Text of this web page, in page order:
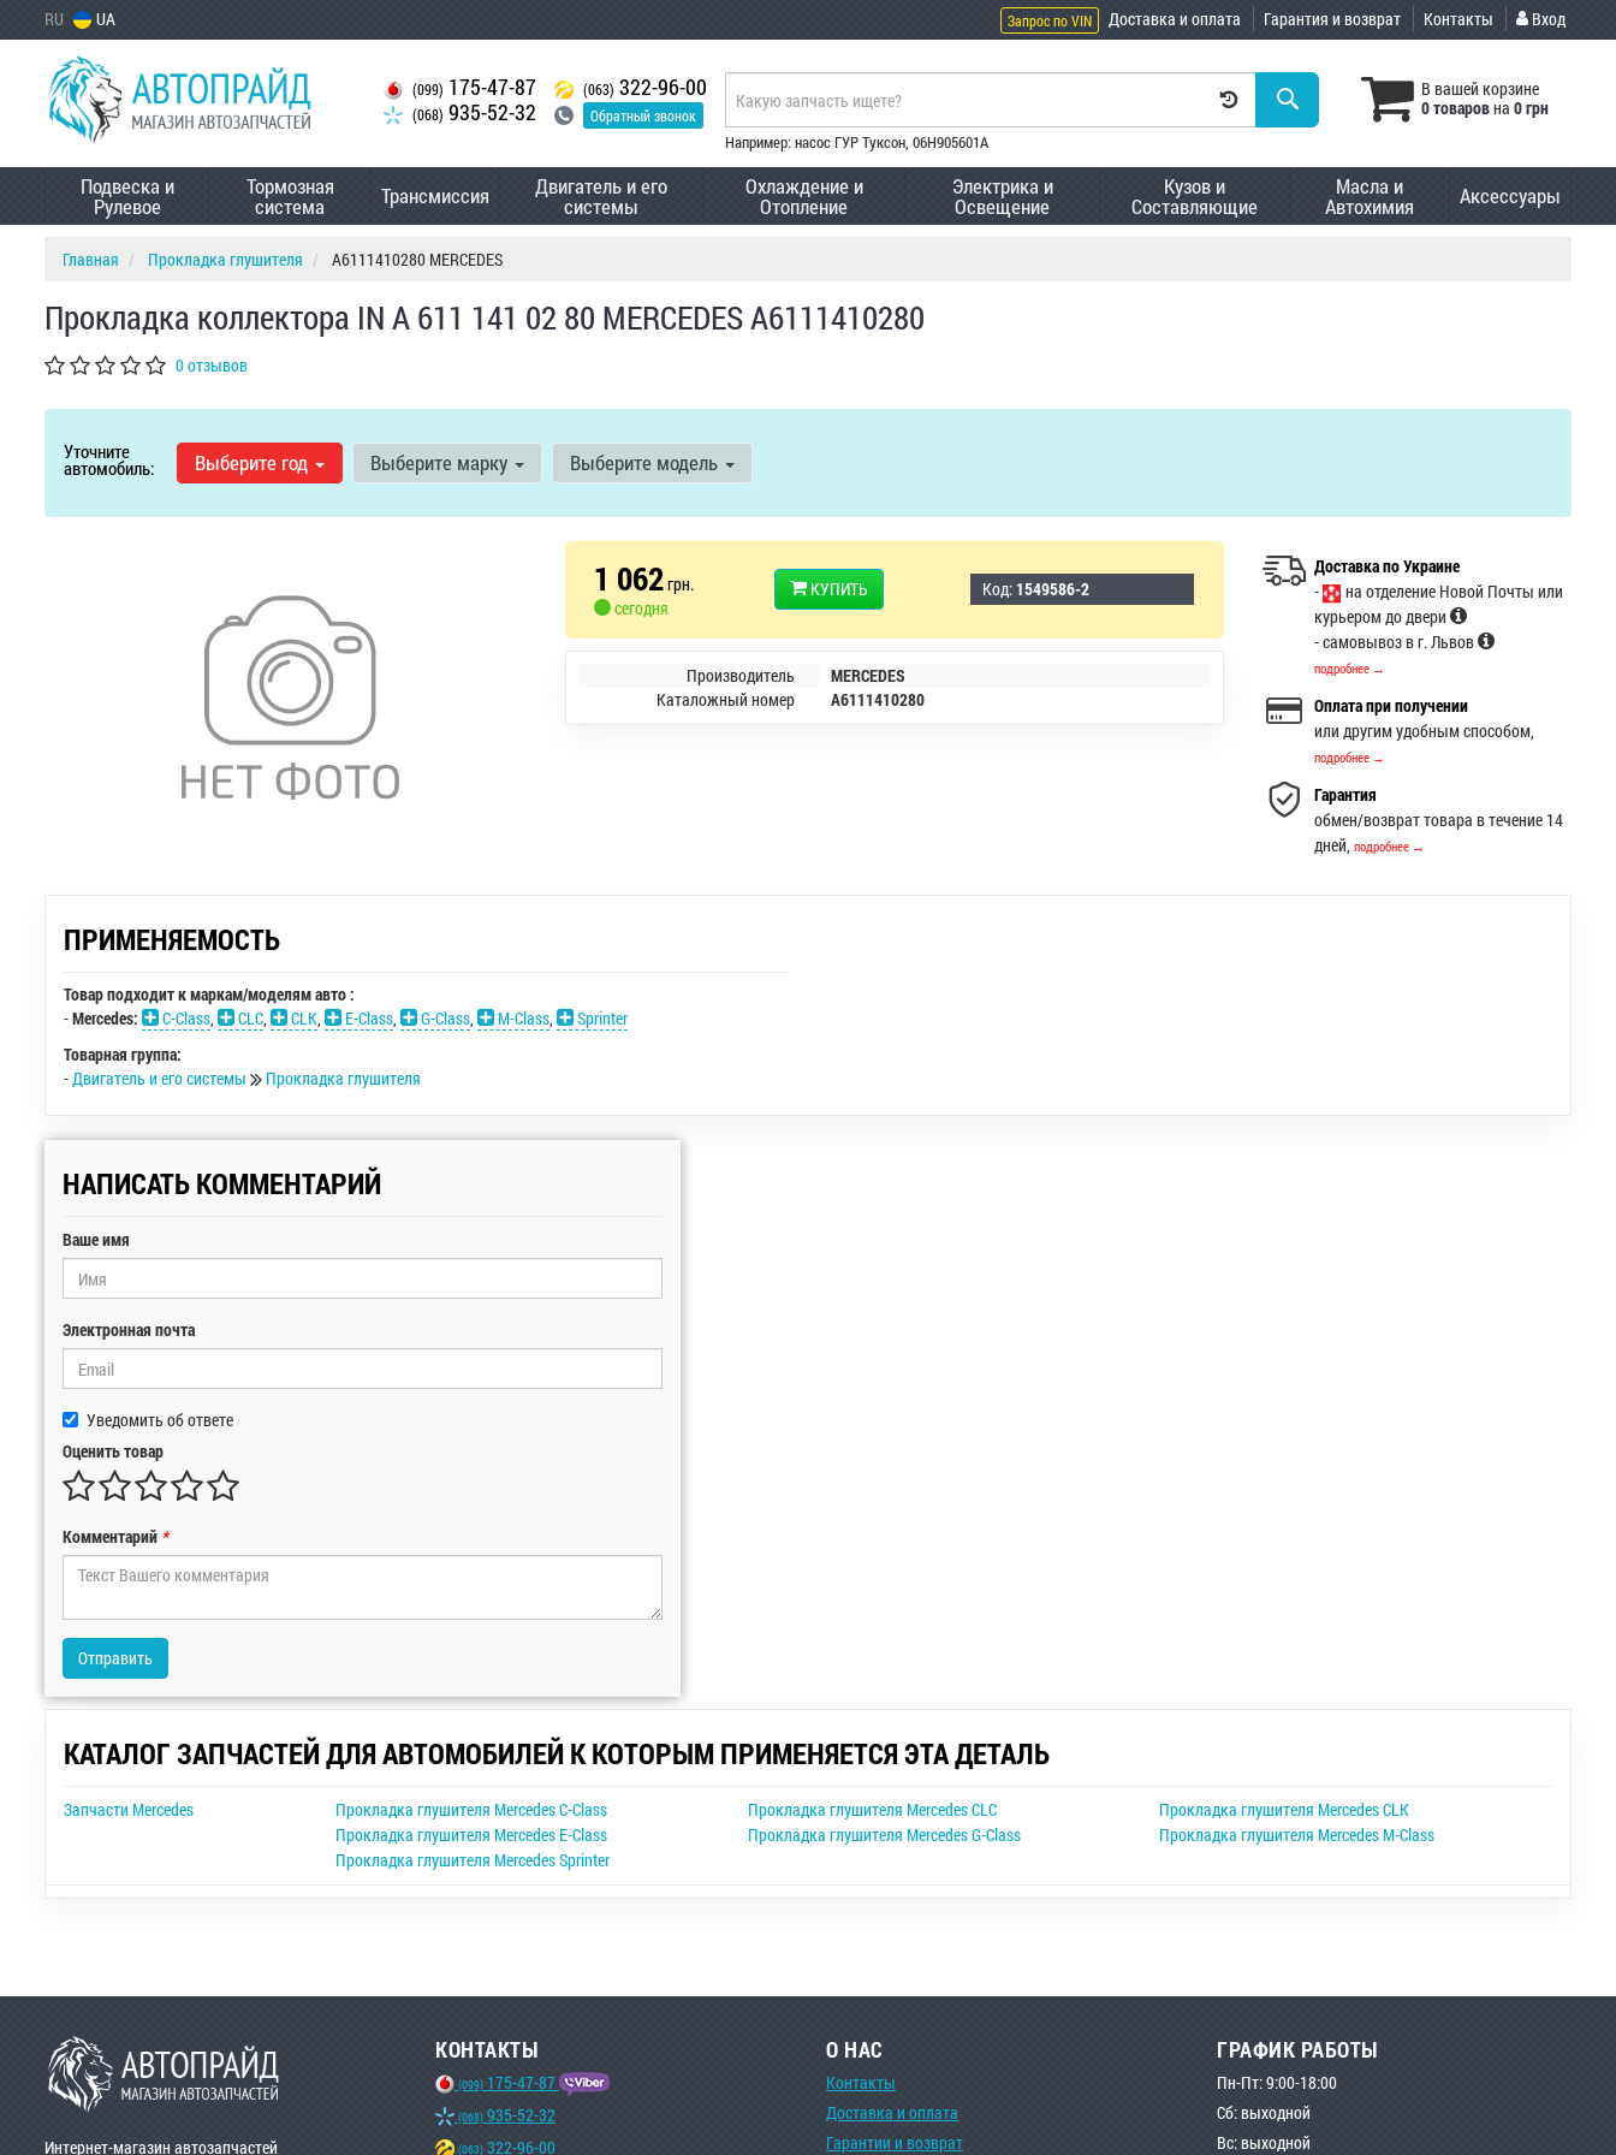
RU UA Запрос по VIN Доставка и оплата Гарантия и возврат Контакты Вход
(099) 175-47-87
(068) 935-52-32
(063) 322-96-00
Обратный звонок
В вашей корзине
0 товаровна 0 грн
Например: насос ГУР Туксон, 06H905601A
Подвеска и
Рулевое
Тормозная
система Трансмиссия Двигатель и его
системы
Охлаждение и
Отопление
Электрика и
Освещение
Кузов и
Составляющие
Масла и
Автохимия Аксессуары
Главная Прокладка глушителя A6111410280 MERCEDES
Прокладка коллектора IN A 611 141 02 80 MERCEDES A6111410280
0 отзывов
Уточните
автомобиль: Выберите год Выберите марку Выберите модель
1 062грн.
сегодня
КУПИТЬ Код: 1549586-2
Производитель
MERCEDES
Каталожный номер
A6111410280
Доставка по Украине
-
на отделение Новой Почты или
курьером до двери
- самовывоз в г. Львов
подробнее →
Оплата при получении
или другим удобным способом,
подробнее →
Гарантия
обмен/возврат товара в течение 14
дней,подробнее →
ПРИМЕНЯЕМОСТЬ
Товар подходит к маркам/моделям авто :
-Mercedes: C-Class, CLC, CLK, E-Class, G-Class, M-Class,
Sprinter
Товарная группа:
-Двигатель и его системы Прокладка глушителя
НАПИСАТЬ КОММЕНТАРИЙ
Ваше имя
Электронная почта
Уведомить об ответе
Оценить товар
Комментарий *
Отправить
КАТАЛОГ ЗАПЧАСТЕЙ ДЛЯ АВТОМОБИЛЕЙ К КОТОРЫМ ПРИМЕНЯЕТСЯ ЭТА ДЕТАЛЬ
Запчасти Mercedes Прокладка глушителя Mercedes C-Class Прокладка глушителя Mercedes CLC
Прокладка глушителя Mercedes CLK
Прокладка глушителя Mercedes E-Class
Прокладка глушителя Mercedes G-Class
Прокладка глушителя Mercedes M-Class
Прокладка глушителя Mercedes Sprinter
Интернет-магазин автозапчастей
КОНТАКТЫ
(099) 175-47-87
(068) 935-52-32
(063) 322-96-00
О НАС
Контакты
Доставка и оплата
Гарантии и возврат
ГРАФИК РАБОТЫ
Пн-Пт: 9:00-18:00
Сб: выходной
Вс: выходной